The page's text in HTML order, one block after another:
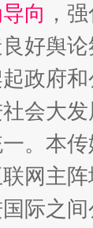
向 ，
好舆
政府
会大
。本
网主
际之